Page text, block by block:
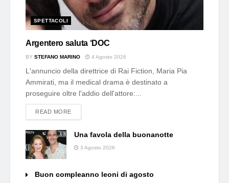
SPETTACOLI
Argentero saluta ‘DOC
BY STEFANO MARINO 4 Agosto 2026
L'annuncio della direttrice di Rai Fiction, Maria Pia
Ammirati, ma il medical drama è destinato a
proseguire oltre l'addio dell'attore:...
READ MOREDETAILS
Una favola della buonanotte
3 Agosto 2026
Buon compleanno leoni di agosto